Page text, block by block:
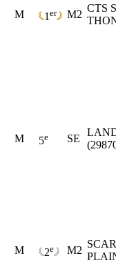
M 1 er M2
CTS
M 5e SE
M 2e M2